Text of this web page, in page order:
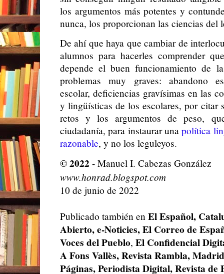
los argumentos más potentes y
nunca, los proporcionan las ciencias del
De ahí que haya que cambiar de
alumnos para hacerles comprender
depende el buen funcionamiento de
problemas muy graves: abandono
escolar, deficiencias gravísimas en las
y lingüísticas de los escolares, por citar
retos y los argumentos de peso,
ciudadanía, para instaurar unapolítica
razonable, y no los leguleyos.
© 2022 - Manuel I. Cabezas González
www.honrad.blogspot.com
10 de junio de 2022
Publicado también en El Español,
Abierto, e-Noticies, El Correo de
Voces del Pueblo, El Confidencial
A Fons Vallès, Revista Rambla,
Páginas, Periodista Digital, Revista